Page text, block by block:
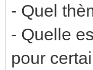
- Quel
- Quelle
pour